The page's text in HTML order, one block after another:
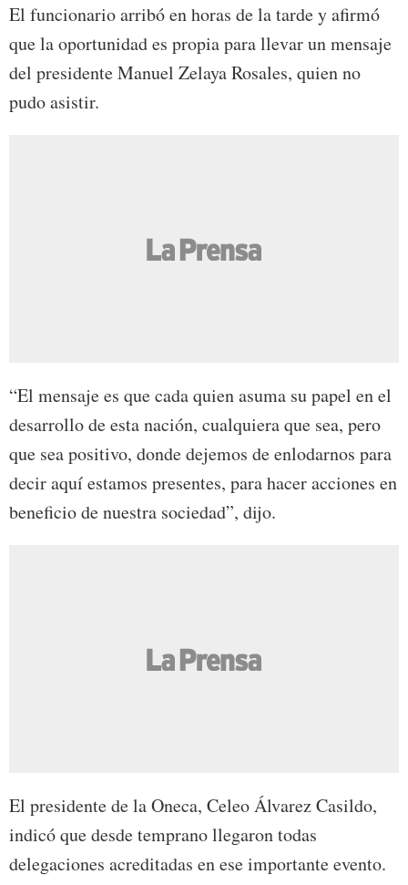
El funcionario arribó en horas de la tarde y afirmó
que la oportunidad es propia para llevar un mensaje
del presidente Manuel Zelaya Rosales, quien no
pudo asistir.
“El mensaje es que cada quien asuma su papel en el
desarrollo de esta nación, cualquiera que sea, pero
que sea positivo, donde dejemos de enlodarnos para
decir aquí estamos presentes, para hacer acciones en
beneficio de nuestra sociedad”, dijo.
El presidente de la Oneca, Celeo Álvarez Casildo,
indicó que desde temprano llegaron todas
delegaciones acreditadas en ese importante evento.